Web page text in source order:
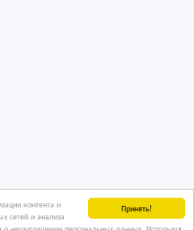
Принять!
контента и
сетей и анализа